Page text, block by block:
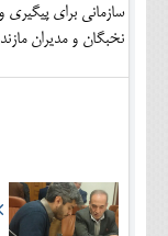
سازمانی برای
نخبگان و مدیران